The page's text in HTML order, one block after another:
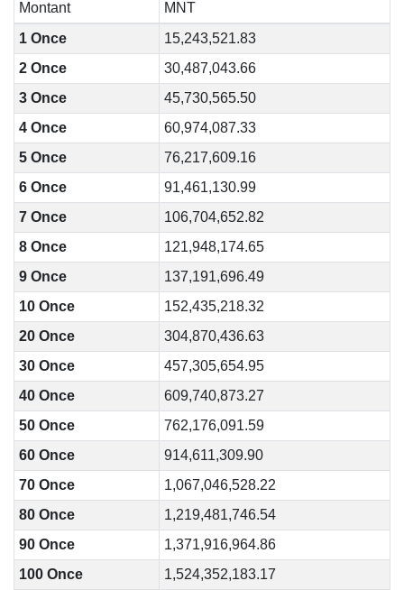
Montant
MNT
1 Once
15,243,521.83
2 Once
30,487,043.66
3 Once
45,730,565.50
4 Once
60,974,087.33
5 Once
76,217,609.16
6 Once
91,461,130.99
7 Once
106,704,652.82
8 Once
121,948,174.65
9 Once
137,191,696.49
10 Once
152,435,218.32
20 Once
304,870,436.63
30 Once
457,305,654.95
40 Once
609,740,873.27
50 Once
762,176,091.59
60 Once
914,611,309.90
70 Once
1,067,046,528.22
80 Once
1,219,481,746.54
90 Once
1,371,916,964.86
100 Once
1,524,352,183.17